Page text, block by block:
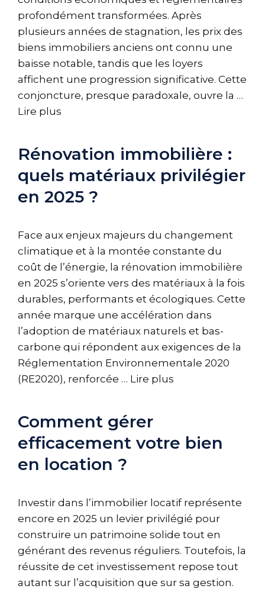
profondément transformées. Après
plusieurs années de stagnation, les prix des
biens immobiliers anciens ont connu une
baisse notable, tandis que les loyers
affichent une progression significative. Cette
conjoncture, presque paradoxale, ouvre la …
Lire plus
Rénovation immobilière :
quels matériaux privilégier
en 2025 ?
Face aux enjeux majeurs du changement
climatique et à la montée constante du
coût de l’énergie, la rénovation immobilière
en 2025 s’oriente vers des matériaux à la fois
durables, performants et écologiques. Cette
année marque une accélération dans
l’adoption de matériaux naturels et bas-
carbone qui répondent aux exigences de la
Réglementation Environnementale 2020
(RE2020), renforcée … Lire plus
Comment gérer
efficacement votre bien
en location ?
Investir dans l’immobilier locatif représente
encore en 2025 un levier privilégié pour
construire un patrimoine solide tout en
générant des revenus réguliers. Toutefois, la
réussite de cet investissement repose tout
autant sur l’acquisition que sur sa gestion.